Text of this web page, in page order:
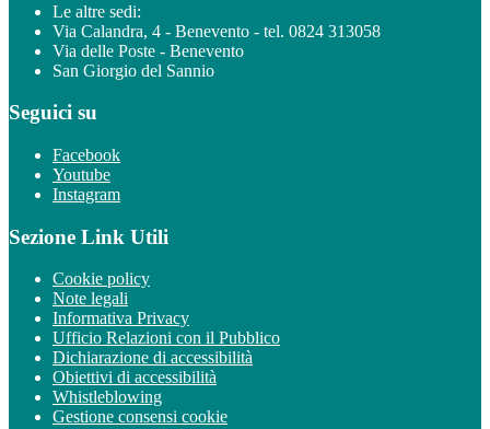
Le altre sedi:
Via Calandra, 4 - Benevento - tel. 0824 313058
Via delle Poste - Benevento
San Giorgio del Sannio
Seguici su
Facebook
Youtube
Instagram
Sezione Link Utili
Cookie policy
Note legali
Informativa Privacy
Ufficio Relazioni con il Pubblico
Dichiarazione di accessibilità
Obiettivi di accessibilità
Whistleblowing
Gestione consensi cookie